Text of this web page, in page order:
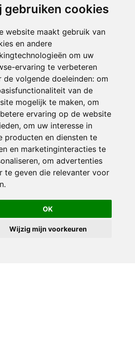
gebruiken cookies
website maakt gebruik van
en andere
om uw
ervaring te verbeteren
de volgende doeleinden: om
van de
mogelijk te maken, om
ervaring op de website
, om uw interesse in
producten en diensten te
en marketinginteracties te
, om advertenties
te geven die relevanter voor
.
OK
Wijzig mijn voorkeuren